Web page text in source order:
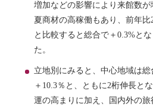
増加などの影響により来館数
夏商材の高稼働もあり、前年
と比較すると総合で＋0.3%と
た。
立地別にみると、中心地域は
＋10.3％と、ともに2桁伸長と
運の高まりに加え、国内外の